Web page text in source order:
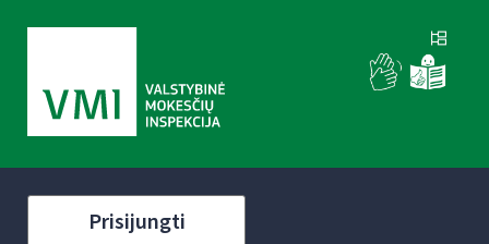
Prisijungti